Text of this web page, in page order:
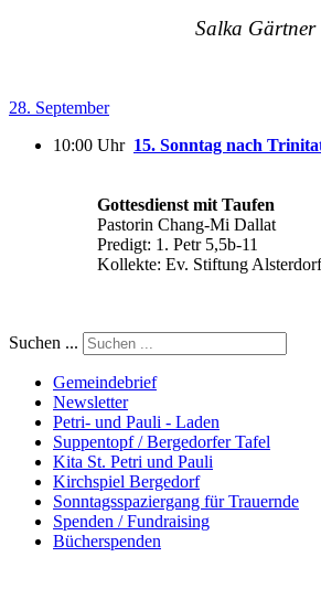
Salka Gärtner
28. September
10:00 Uhr 15. Sonntag nach
Gottesdienst mit Taufen
Pastorin Chang-Mi Dallat
Predigt: 1. Petr 5,5b-11
Kollekte: Ev. Stiftung
Suchen ...
Gemeindebrief
Newsletter
Petri- und Pauli - Laden
Suppentopf / Bergedorfer Tafel
Kita St. Petri und Pauli
Kirchspiel Bergedorf
Sonntagsspaziergang für Trauernde
Spenden / Fundraising
Bücherspenden